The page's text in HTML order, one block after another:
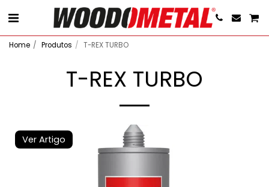
Home Produtos T-REX TURBO
T-REX TURBO
Ver Artigo